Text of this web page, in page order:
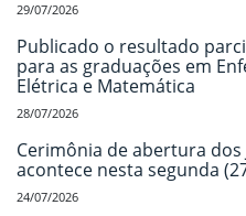
29/07/2026
Publicado o resultado
para as graduações em
Elétrica e Matemática
28/07/2026
Cerimônia de abertura dos
acontece nesta segunda
24/07/2026